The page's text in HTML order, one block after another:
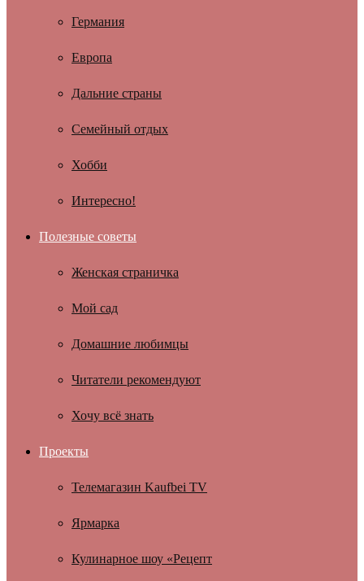
Германия
Европа
Дальние страны
Семейный отдых
Хобби
Интересно!
Полезные советы
Женская страничка
Мой сад
Домашние любимцы
Читатели рекомендуют
Хочу всё знать
Проекты
Телемагазин Kaufbei TV
Ярмарка
Кулинарное шоу «Рецепт